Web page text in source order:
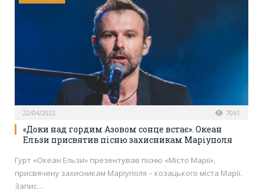
22/04/2022 7061
«Доки над гордим Азовом сонце встає». Океан
Ельзи присвятив пісню захисникам Маріуполя
Гурт «Океан Ельзи» презентував пісню «Місто Марії»,
присвячену захисникам Маріуполя – козацького міста Марії.
Запис…